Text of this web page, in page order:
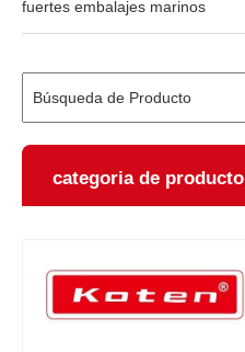
fuertes embalajes marinos
categoria de producto